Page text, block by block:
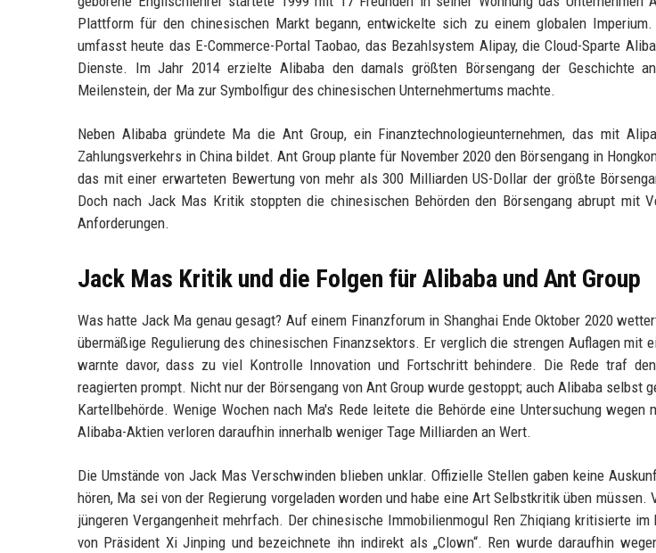
Plattform für den chinesischen Markt begann, entwickelte sich zu einem globalen
umfasst heute das E-Commerce-Portal Taobao, das Bezahlsystem Alipay, die Cloud-Sparte
Dienste. Im Jahr 2014 erzielte Alibaba den damals größten Börsengang der Geschichte
Meilenstein, der Ma zur Symbolfigur des chinesischen Unternehmertums machte.
Neben Alibaba gründete Ma die Ant Group, ein Finanztechnologieunternehmen, das mit
Zahlungsverkehrs in China bildet. Ant Group plante für November 2020 den Börsengang in
das mit einer erwarteten Bewertung von mehr als 300 Milliarden US-Dollar der größte
Doch nach Jack Mas Kritik stoppten die chinesischen Behörden den Börsengang abrupt mit
Anforderungen.
Jack Mas Kritik und die Folgen für Alibaba und Ant Group
Was hatte Jack Ma genau gesagt? Auf einem Finanzforum in Shanghai Ende Oktober 2020
übermäßige Regulierung des chinesischen Finanzsektors. Er verglich die strengen Auflagen mit
warnte davor, dass zu viel Kontrolle Innovation und Fortschritt behindere. Die Rede traf
reagierten prompt. Nicht nur der Börsengang von Ant Group wurde gestoppt; auch Alibaba selbst
Kartellbehörde. Wenige Wochen nach Ma's Rede leitete die Behörde eine Untersuchung wegen
Alibaba-Aktien verloren daraufhin innerhalb weniger Tage Milliarden an Wert.
Die Umstände von Jack Mas Verschwinden blieben unklar. Offizielle Stellen gaben keine
hören, Ma sei von der Regierung vorgeladen worden und habe eine Art Selbstkritik üben müssen.
jüngeren Vergangenheit mehrfach. Der chinesische Immobilienmogul Ren Zhiqiang kritisierte im
von Präsident Xi Jinping und bezeichnete ihn indirekt als „Clown“. Ren wurde daraufhin